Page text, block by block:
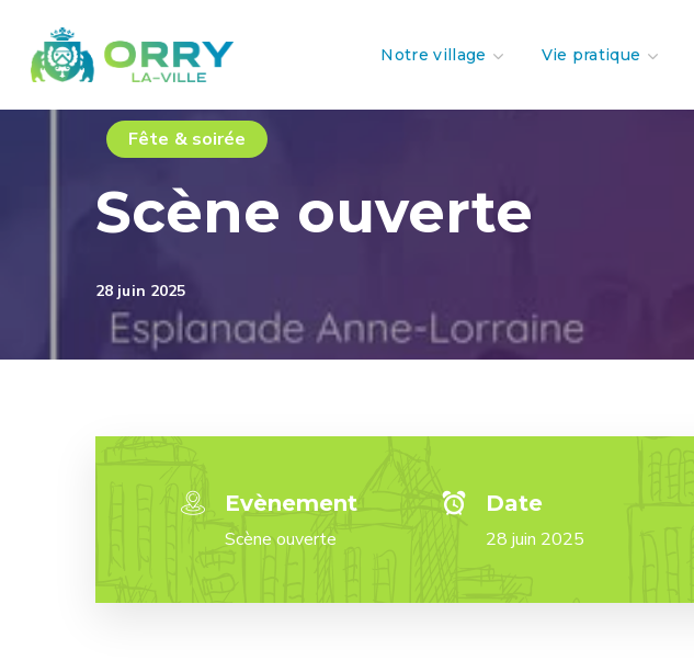
Notre village Vie pratique
Fête & soirée
Scène ouverte
28 juin 2025
Evènement
Scène ouverte
Date
28 juin 2025